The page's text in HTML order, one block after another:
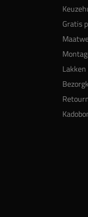
Gratis